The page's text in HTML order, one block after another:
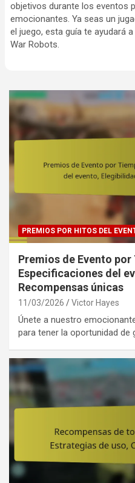
objetivos durante los eventos
emocionantes. Ya seas un
el juego, esta guía te ayudará
War Robots.
PREMIOS POR HITOS DEL
Premios de Evento
Especificaciones del
Recompensas únicas
11/03/2026 Victor Hayes
Únete a nuestro
para tener la oportunidad